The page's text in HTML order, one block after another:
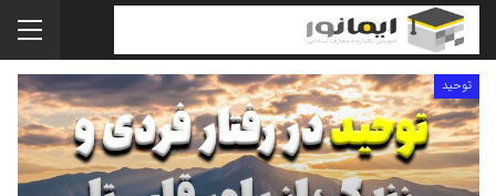
توحید